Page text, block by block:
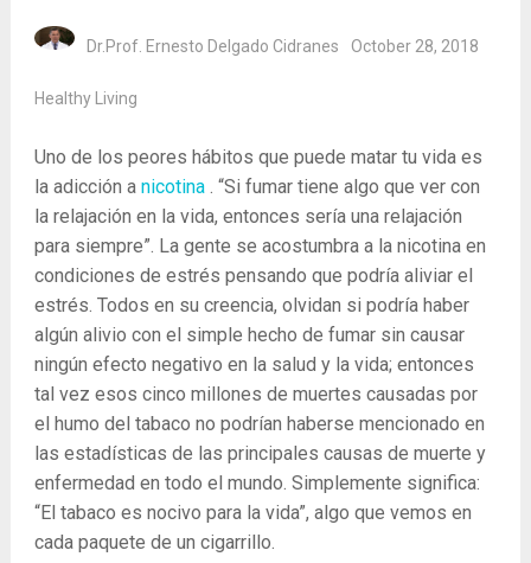
Dr.Prof. Ernesto Delgado Cidranes October 28, 2018
Healthy Living
Uno de los peores hábitos que puede matar tu vida es
la adicción a nicotina . “Si fumar tiene algo que ver con
la relajación en la vida, entonces sería una relajación
para siempre”. La gente se acostumbra a la nicotina en
condiciones de estrés pensando que podría aliviar el
estrés. Todos en su creencia, olvidan si podría haber
algún alivio con el simple hecho de fumar sin causar
ningún efecto negativo en la salud y la vida; entonces
tal vez esos cinco millones de muertes causadas por
el humo del tabaco no podrían haberse mencionado en
las estadísticas de las principales causas de muerte y
enfermedad en todo el mundo. Simplemente significa:
“El tabaco es nocivo para la vida”, algo que vemos en
cada paquete de un cigarrillo.